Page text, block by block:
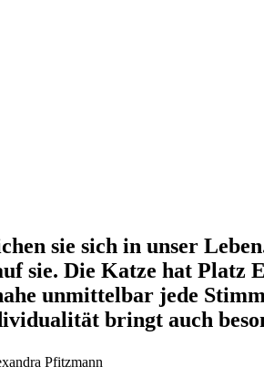
sie sich in unser
sie. Die Katze hat Platz
unmittelbar jede
bringt auch
Pfitzmann